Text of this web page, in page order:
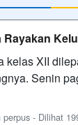
Rayakan
kelas XII
Senin
- Dilihat